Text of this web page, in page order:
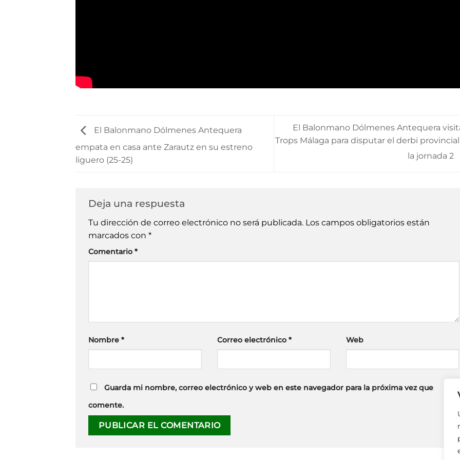
El Balonmano Dólmenes Antequera
empata en casa ante Zarautz en su estreno
liguero (25-25)
El Balonmano Dólmenes Antequera
Trops Málaga para disputar el derbi
la jornada 2
Deja una respuesta
Tu dirección de correo electrónico no será publicada. Los campos obligatorios están
marcados con *
Comentario *
Nombre * Correo electrónico * Web
Guarda mi nombre, correo electrónico y web en este navegador para la próxima vez que
comente.